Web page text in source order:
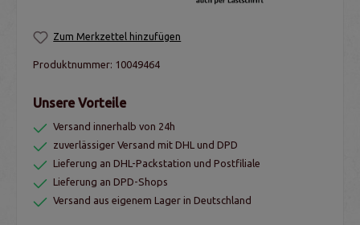
Zum Merkzettel hinzufügen
Produktnummer: 10049464
Unsere Vorteile
Versand innerhalb von 24h
zuverlässiger Versand mit DHL und DPD
Lieferung an DHL-Packstation und Postfiliale
Lieferung an DPD-Shops
Versand aus eigenem Lager in Deutschland